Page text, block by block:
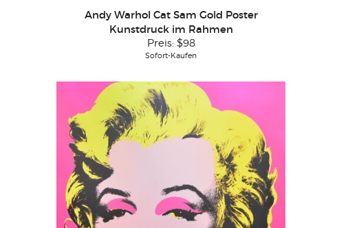
Andy Warhol Cat Sam Gold Poster
Kunstdruck im Rahmen
Preis: $98
Sofort-Kaufen